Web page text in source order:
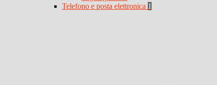
Telefono e posta elettronica 1